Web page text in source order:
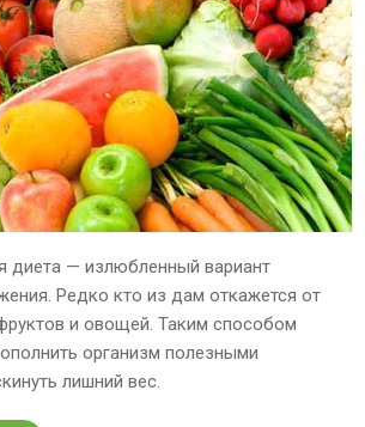
диета — излюбленный вариант
Редко кто из дам откажется от
и овощей. Таким способом
организм полезными
лишний вес.